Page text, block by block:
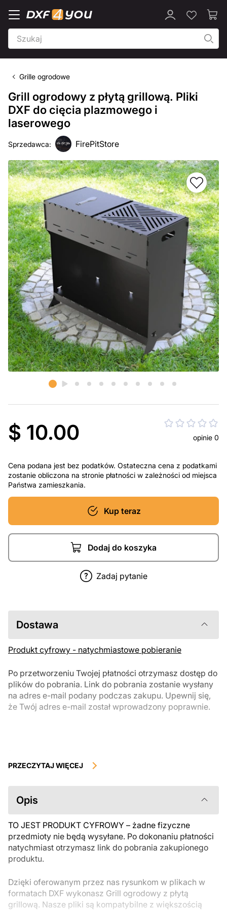
Grille ogrodowe
Grill ogrodowy z płytą grillową. Pliki
DXF do cięcia plazmowego i
laserowego
Sprzedawca: FirePitStore
$ 10.00 opinie 0
Cena podana jest bez podatków. Ostateczna cena z podatkami
zostanie obliczona na stronie płatności w zależności od miejsca
Państwa zamieszkania.
Kup teraz
Dodaj do koszyka
Zadaj pytanie
Dostawa
Produkt cyfrowy - natychmiastowe pobieranie
Po przetworzeniu Twojej płatności otrzymasz dostęp do
plików do pobrania. Link do pobrania zostanie wysłany
na adres e-mail podany podczas zakupu. Upewnij się,
że Twój adres e-mail został wprowadzony poprawnie.
podlegają zwrotowi ani wymianie po ich pobraniu. Zalecamy
przed zakupem. Jeśli masz jakiekolwiek problemy z zamówieniem,
skontaktuj się bezpośrednio ze sprzedawcą.
PRZECZYTAJ WIĘCEJ
Opis
TO JEST PRODUKT CYFROWY – żadne fizyczne
przedmioty nie będą wysyłane. Po dokonaniu płatności
natychmiast otrzymasz link do pobrania zakupionego
produktu.
Dzięki oferowanym przez nas rysunkom w plikach w
formatach DXF wykonasz Grill ogrodowy z płytą
grillową. Nasze pliki są kompatybilne z większością